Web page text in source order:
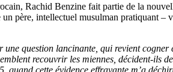
Rachid Benzine fait partie de la
un père, intellectuel musulman pratiquant
question lancinante, qui revient
recouvrir les miennes, décident-ils
quand cette évidence effrayante m’a